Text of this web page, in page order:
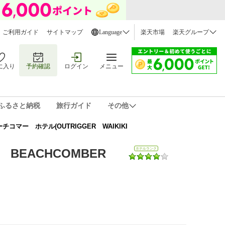
ご利用ガイド サイトマップ Language 楽天市場 楽天グループ
入り 予約確認 ログイン メニュー
るさと納税 旅行ガイド その他
コマー ホテル(OUTRIGGER WAIKIKI
ホテルランク